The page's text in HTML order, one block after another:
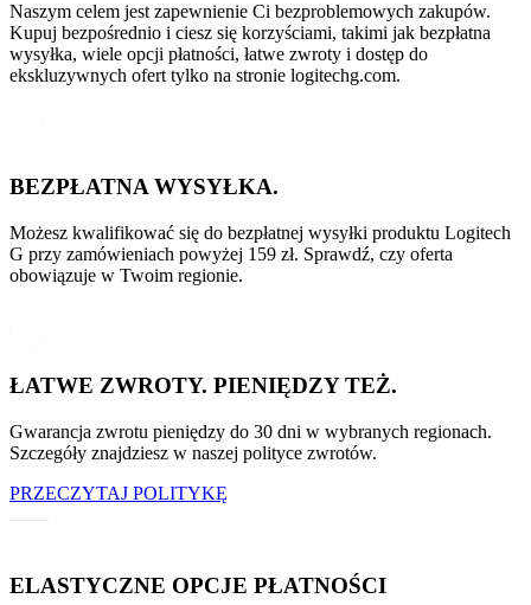
Naszym celem jest zapewnienie Ci bezproblemowych zakupów.
Kupuj bezpośrednio i ciesz się korzyściami, takimi jak bezpłatna
wysyłka, wiele opcji płatności, łatwe zwroty i dostęp do
ekskluzywnych ofert tylko na stronie logitechg.com.
BEZPŁATNA WYSYŁKA.
Możesz kwalifikować się do bezpłatnej wysyłki produktu Logitech
G przy zamówieniach powyżej 159 zł. Sprawdź, czy oferta
obowiązuje w Twoim regionie.
ŁATWE ZWROTY. PIENIĘDZY TEŻ.
Gwarancja zwrotu pieniędzy do 30 dni w wybranych regionach.
Szczegóły znajdziesz w naszej polityce zwrotów.
PRZECZYTAJ POLITYKĘ
ELASTYCZNE OPCJE PŁATNOŚCI